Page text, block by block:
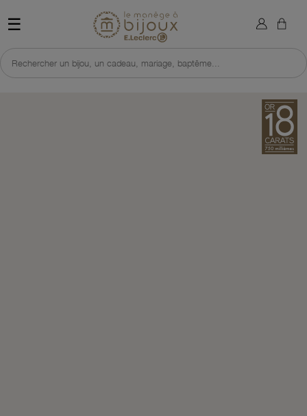
☰ Retour à l'accueil du site
Rechercher un bijou, un cadeau, mariage, baptême...
×